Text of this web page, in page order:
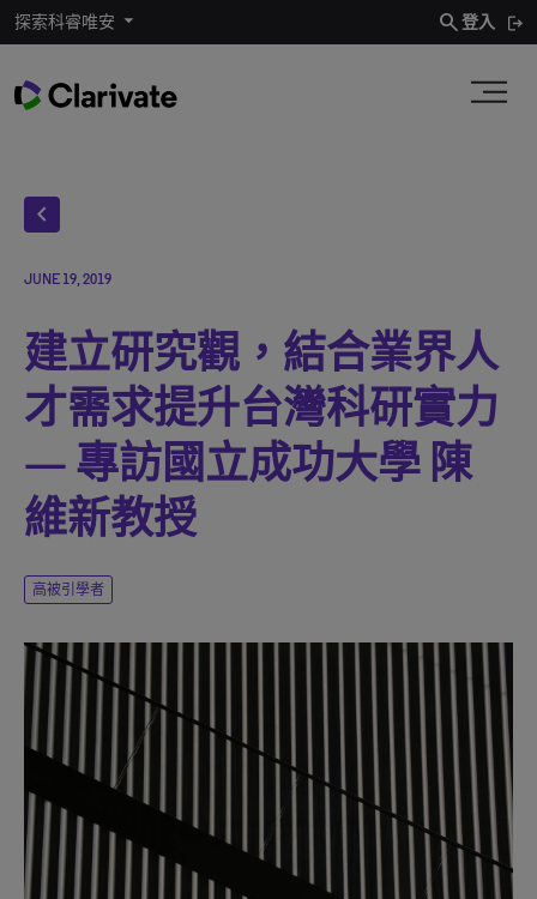
探索科睿唯安 search登入
chevron_left
JUNE 19, 2019
建立研究觀，結合業界人
才需求提升台灣科研實力
— 專訪國立成功大學 陳
維新教授
高被引學者